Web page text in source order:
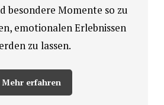
besondere Momente so zu
emotionalen Erlebnissen
zu lassen.
Mehr erfahren